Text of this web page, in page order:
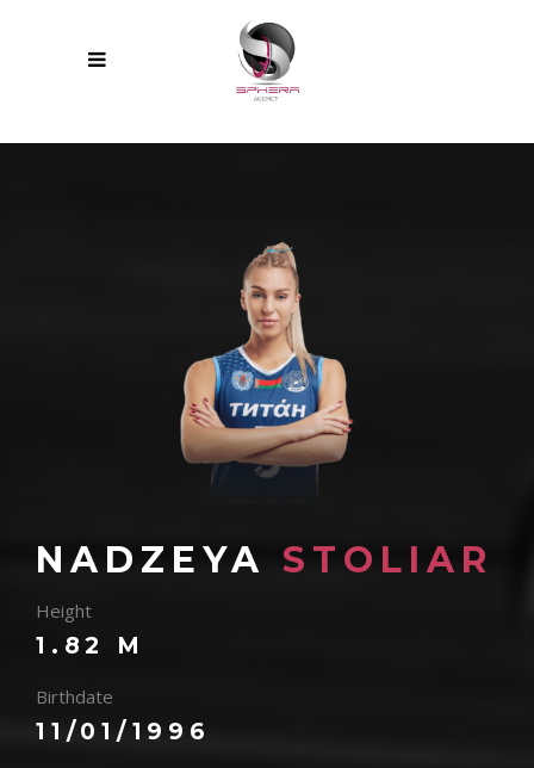
NADZEYA STOLIAR
Height
1.82 M
Birthdate
11/01/1996